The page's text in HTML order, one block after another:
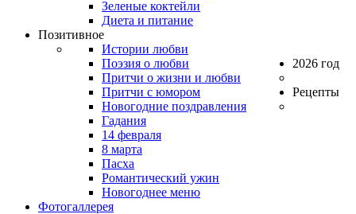
Зеленые коктейли
Диета и питание
Позитивное
Истории любви
Поэзия о любви
Притчи о жизни и любви
Притчи с юмором
2026 год
Новогодние поздравления
Гадания
14 февраля
8 марта
Рецепты
Пасха
Романтический ужин
Новогоднее меню
Фотогаллерея